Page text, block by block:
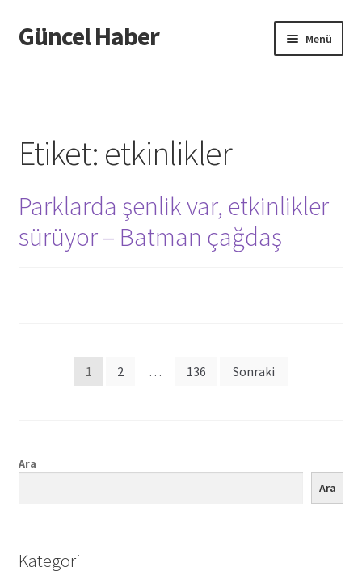
Dolaşıma
geç
İçeriğe
geç
Güncel Haber Menü
Etiket: etkinlikler
Parklarda şenlik var, etkinlikler
sürüyor – Batman çağdaş
1 2 … 136 Sonraki
Ara
Ara
Kategori